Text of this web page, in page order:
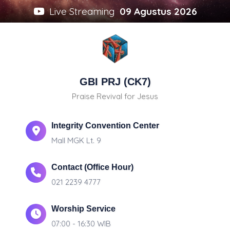
Live Streaming 09 Agustus 2026
GBI PRJ (CK7)
Praise Revival for Jesus
Integrity Convention Center
Mall MGK Lt. 9
Contact (Office Hour)
021 2239 4777
Worship Service
07:00 - 16:30 WIB